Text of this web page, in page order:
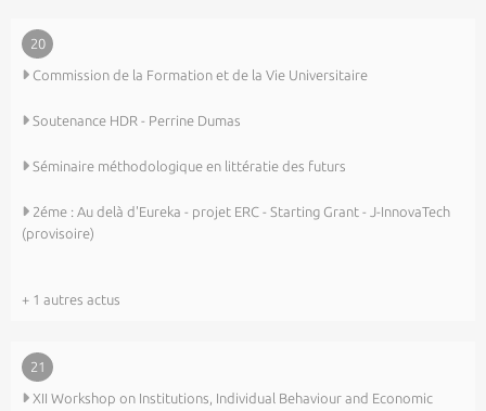
20
Commission de la Formation et de la Vie Universitaire
Soutenance HDR - Perrine Dumas
Séminaire méthodologique en littératie des futurs
2éme : Au delà d'Eureka - projet ERC - Starting Grant - J-InnovaTech
(provisoire)
+ 1 autres actus
21
XII Workshop on Institutions, Individual Behaviour and Economic